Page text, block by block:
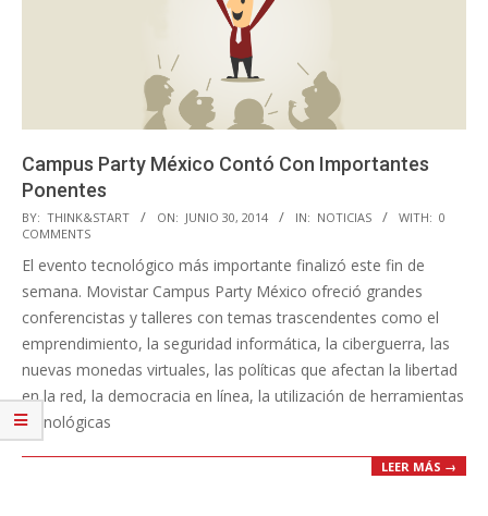
Campus Party México Contó Con Importantes
Ponentes
2014-
06-
30
BY: THINK&START ON: JUNIO 30, 2014 IN: NOTICIAS WITH: 0
COMMENTS
El evento tecnológico más importante finalizó este fin de
semana. Movistar Campus Party México ofreció grandes
conferencistas y talleres con temas trascendentes como el
emprendimiento, la seguridad informática, la ciberguerra, las
nuevas monedas virtuales, las políticas que afectan la libertad
en la red, la democracia en línea, la utilización de herramientas
tecnológicas
LEER MÁS →